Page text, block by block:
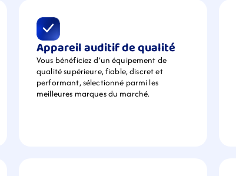
Appareil auditif de qualité
Vous bénéficiez d’un équipement de
qualité supérieure, fiable, discret et
performant, sélectionné parmi les
meilleures marques du marché.